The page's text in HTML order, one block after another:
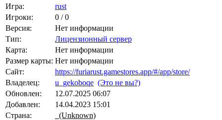
Игра:
rust
Игроки:
0 / 0
Версия:
Нет информации
Тип:
Лицензионный сервер
Карта:
Нет информации
Размер карты: Нет информации
Сайт:
https://furiarust.gamestores.app/#/app/store/
Владелец:
u_gekoboqe (Это не вы?)
Обновлен:
12.07.2025 06:07
Добавлен:
14.04.2023 15:01
Страна:
(Unknown)